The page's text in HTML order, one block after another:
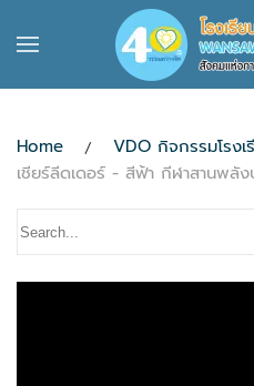
Skip to main content
Home
VDO กิจกรรมโรงเ
เชียร์ลีดเดอร์ - สีฟ้า กีฬาสานพลั